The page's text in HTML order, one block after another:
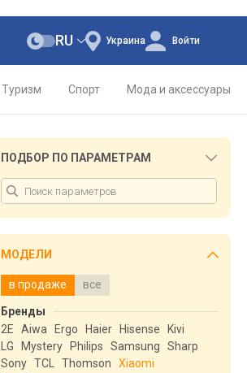
Украина
RU Войти
Туризм Спорт Мода и аксессуары
ПОДБОР ПО ПАРАМЕТРАМ
МОДЕЛИ
в продаже все
Бренды
2E
Aiwa Ergo Haier Hisense
Kivi
LG
Mystery Philips Samsung
Sharp
Sony TCL Thomson
Xiaomi